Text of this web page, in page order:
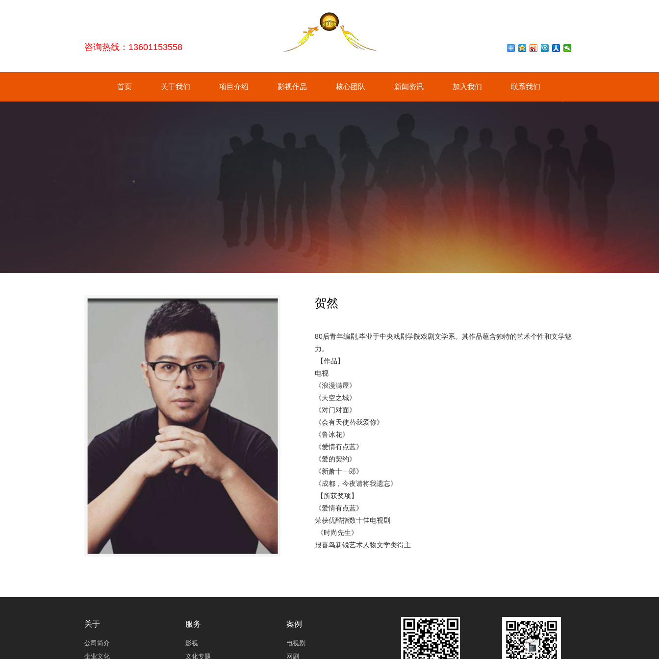
咨询热线：13601153558
首页 关于我们 项目介绍 影视作品 核心团队 新闻资讯 加入我们 联系我们
贺然
80后青年编剧,毕业于中央戏剧学院戏剧文学系。其作品蕴含独特的艺术个性和文学魅
力。
【作品】
电视
《浪漫满屋》
《天空之城》
《对门对面》
《会有天使替我爱你》
《鲁冰花》
《爱情有点蓝》
《爱的契约》
《新萧十一郎》
《成都，今夜请将我遗忘》
【所获奖项】
《爱情有点蓝》
荣获优酷指数十佳电视剧
《时尚先生》
报喜鸟新锐艺术人物文学类得主
关于
公司简介
企业文化
服务
影视
文化专题
案例
电视剧
网剧